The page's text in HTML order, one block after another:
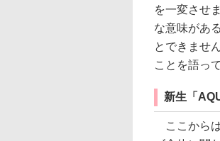
を一変させ
な意味があ
とできませ
ことを語っ
新生「
ここから